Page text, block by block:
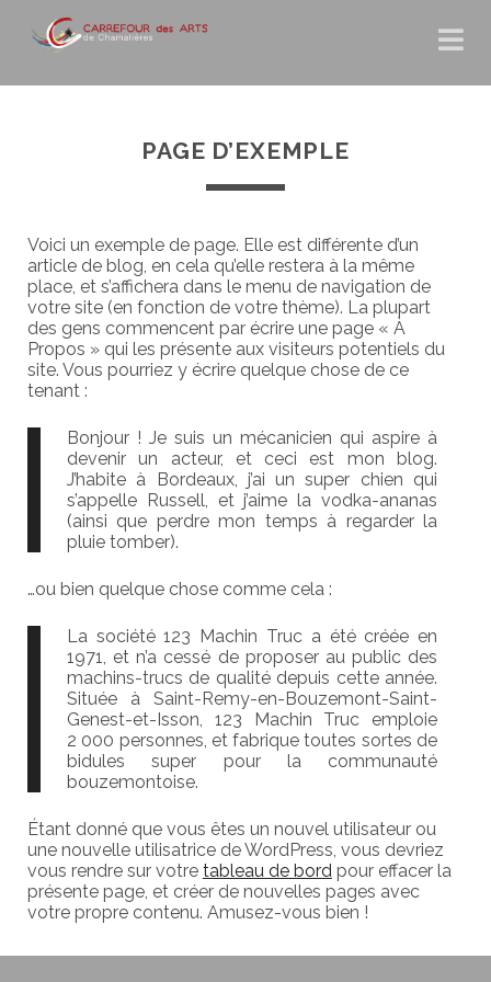
PAGE D’EXEMPLE
Voici un exemple de page. Elle est différente d’un
article de blog, en cela qu’elle restera à la même
place, et s’affichera dans le menu de navigation de
votre site (en fonction de votre thème). La plupart
des gens commencent par écrire une page « À
Propos » qui les présente aux visiteurs potentiels du
site. Vous pourriez y écrire quelque chose de ce
tenant :
Bonjour ! Je suis un mécanicien qui aspire à
devenir un acteur, et ceci est mon blog.
J’habite à Bordeaux, j’ai un super chien qui
s’appelle Russell, et j’aime la vodka-ananas
(ainsi que perdre mon temps à regarder la
pluie tomber).
…ou bien quelque chose comme cela :
La société 123 Machin Truc a été créée en
1971, et n’a cessé de proposer au public des
machins-trucs de qualité depuis cette année.
Située à Saint-Remy-en-Bouzemont-Saint-
Genest-et-Isson, 123 Machin Truc emploie
2 000 personnes, et fabrique toutes sortes de
bidules super pour la communauté
bouzemontoise.
Étant donné que vous êtes un nouvel utilisateur ou
une nouvelle utilisatrice de WordPress, vous devriez
vous rendre sur votre tableau de bordpour effacer la
présente page, et créer de nouvelles pages avec
votre propre contenu. Amusez-vous bien !